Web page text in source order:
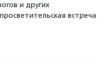
и других
встреча